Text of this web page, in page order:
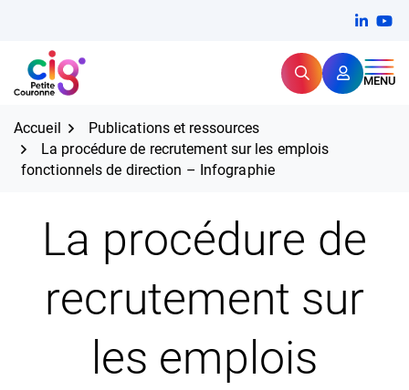
contenu
CIG Petite Couronne RechercherMENU
Expertise et proximité pour
Accueil
Publications et ressources
La procédure de recrutement sur les emplois
fonctionnels de direction – Infographie
La procédure de
recrutement sur
les emplois